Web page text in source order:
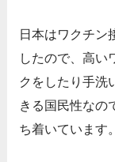
日本はワクチン
したので、高い
クをしたり手洗
きる国民性なの
ち着いています。